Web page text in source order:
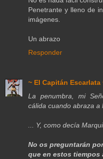
Penetrante y lleno de
imágenes.
Un abrazo
Responder
~ El Capitán Escarlata
La penumbra, mi
cálida cuando abraza a
... Y, como decía
No os preguntarán
que en estos tiempos